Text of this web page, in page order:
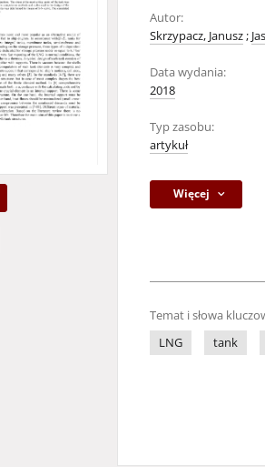
Autor:
Skrzypacz, Janusz;
Data wydania:
2018
Typ zasobu:
artykuł
Więcej
Temat i słowa
LNG
tank